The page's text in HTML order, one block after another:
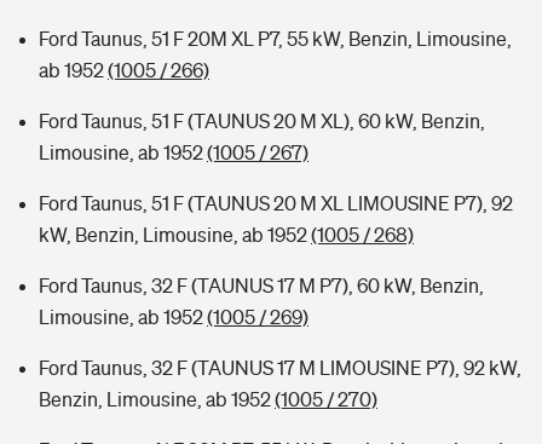
Ford Taunus, 51 F 20M XL P7, 55 kW, Benzin, Limousine,
ab 1952(1005 / 266)
Ford Taunus, 51 F (TAUNUS 20 M XL), 60 kW, Benzin,
Limousine, ab 1952(1005 / 267)
Ford Taunus, 51 F (TAUNUS 20 M XL LIMOUSINE P7), 92
kW, Benzin, Limousine, ab 1952(1005 / 268)
Ford Taunus, 32 F (TAUNUS 17 M P7), 60 kW, Benzin,
Limousine, ab 1952(1005 / 269)
Ford Taunus, 32 F (TAUNUS 17 M LIMOUSINE P7), 92 kW,
Benzin, Limousine, ab 1952(1005 / 270)